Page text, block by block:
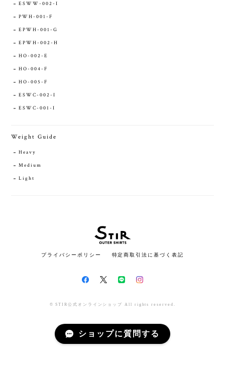
ESWW-002-I
PWH-001-F
EPWH-001-G
EPWH-002-H
HO-002-E
HO-004-F
HO-005-F
ESWC-002-I
ESWC-001-I
Weight Guide
Heavy
Medium
Light
プライバシーポリシー 特定商取引法に基づく表記
© STIR公式オンラインショップ All rights reserved.
ショップに質問する